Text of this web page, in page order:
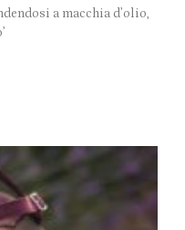
a macchia d’olio,